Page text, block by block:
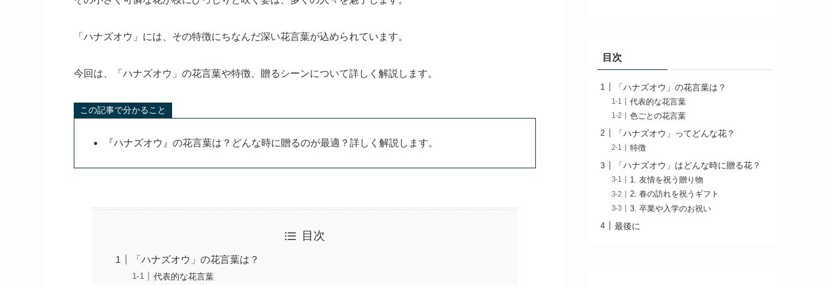
「ハナズオウ」には、その特徴にちなんだ深い花言葉が込められています。
今回は、「ハナズオウ」の花言葉や特徴、贈るシーンについて詳しく解説します。
この記事で分かること
『ハナズオウ』の花言葉は？どんな時に贈るのが最適？詳しく解説します。
目次
「ハナズオウ」の花言葉は？
代表的な花言葉
目次
「ハナズオウ」の花言葉は？
代表的な花言葉
色ごとの花言葉
「ハナズオウ」ってどんな花？
特徴
「ハナズオウ」はどんな時に贈る花？
1. 友情を祝う贈り物
2. 春の訪れを祝うギフト
3. 卒業や入学のお祝い
最後に